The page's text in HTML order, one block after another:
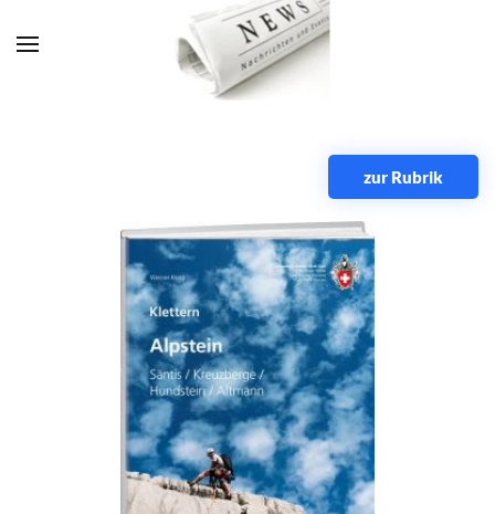
Zum Hauptinhalt springen
zur Rubrik